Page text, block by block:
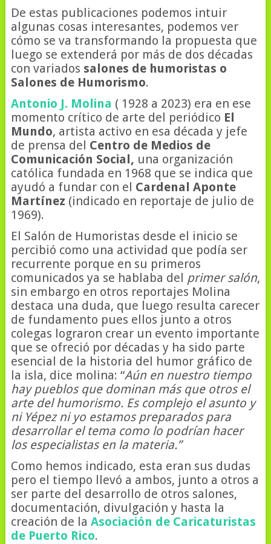
De estas publicaciones podemos intuir
algunas cosas interesantes, podemos ver
cómo se va transformando la propuesta que
luego se extenderá por más de dos décadas
con variados salones de humoristas o
Salones de Humorismo.
Antonio J. Molina ( 1928 a 2023) era en ese
momento crítico de arte del periódico El
Mundo, artista activo en esa década y jefe
de prensa del Centro de Medios de
Comunicación Social, una organización
católica fundada en 1968 que se indica que
ayudó a fundar con el Cardenal Aponte
Martínez (indicado en reportaje de julio de
1969).
El Salón de Humoristas desde el inicio se
percibió como una actividad que podía ser
recurrente porque en su primeros
comunicados ya se hablaba del primer salón,
sin embargo en otros reportajes Molina
destaca una duda, que luego resulta carecer
de fundamento pues ellos junto a otros
colegas lograron crear un evento importante
que se ofreció por décadas y ha sido parte
esencial de la historia del humor gráfico de
la isla, dice molina: “Aún en nuestro tiempo
hay pueblos que dominan más que otros el
arte del humorismo. Es complejo el asunto y
ni Yépez ni yo estamos preparados para
desarrollar el tema como lo podrían hacer
los especialistas en la materia.”
Como hemos indicado, esta eran sus dudas
pero el tiempo llevó a ambos, junto a otros a
ser parte del desarrollo de otros salones,
documentación, divulgación y hasta la
creación de la Asociación de Caricaturistas
de Puerto Rico.